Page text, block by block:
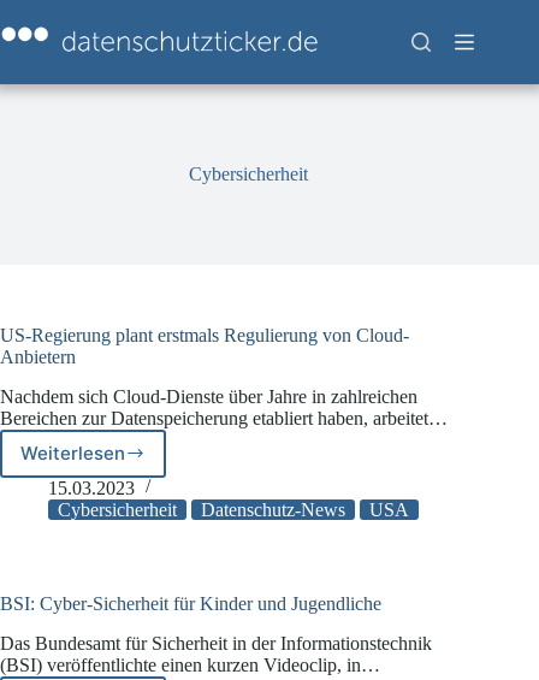
Inhalt
springen
Cybersicherheit
US-Regierung plant erstmals Regulierung von Cloud-
Anbietern
Nachdem sich Cloud-Dienste über Jahre in zahlreichen
Bereichen zur Datenspeicherung etabliert haben, arbeitet…
Weiterlesen
US-
Regierung
plant
Cloud-
15.03.2023
Cybersicherheit
Datenschutz-News USA
BSI: Cyber-Sicherheit für Kinder und Jugendliche
Das Bundesamt für Sicherheit in der Informationstechnik
(BSI) veröffentlichte einen kurzen Videoclip, in…